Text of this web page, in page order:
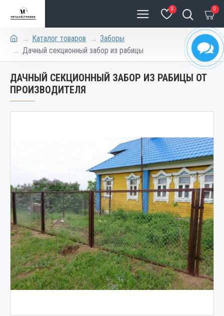
0 0
Каталог товаров
Заборы
Дачный секционный забор из рабицы
ДАЧНЫЙ СЕКЦИОННЫЙ ЗАБОР ИЗ РАБИЦЫ ОТ
ПРОИЗВОДИТЕЛЯ